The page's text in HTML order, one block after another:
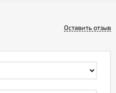
Оставить отзыв